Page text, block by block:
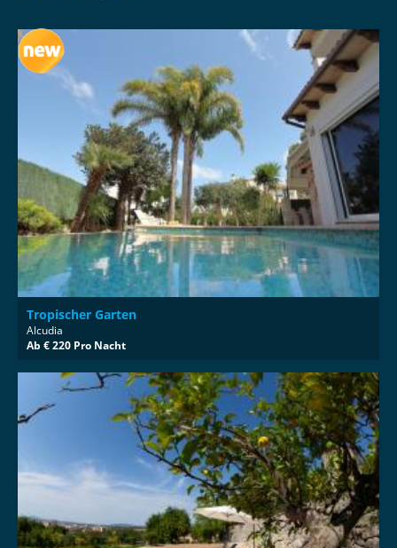
Tropischer Garten
Alcudia
Ab € 220 Pro Nacht